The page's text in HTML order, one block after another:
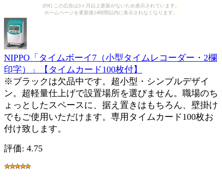
[PR] この広告は3ヶ月以上更新がないため表示されています。
ホームページを更新後24時間以内に表示されなくなります。
NIPPO「タイムボーイ7（小型タイムレコーダー・2欄
印字）」【タイムカード100枚付】
※ブラックは欠品中です。超小型・シンプルデザイ
ン。超軽量仕上げで設置場所を選びません。職場のち
ょっとしたスペースに、据え置きはもちろん、壁掛け
でもご使用いただけます。専用タイムカード100枚お
付け致します。
評価: 4.75